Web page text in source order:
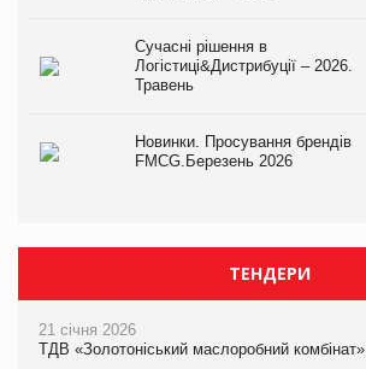
Сучасні рішення в
Логістиці&Дистрибуції – 2026.
Травень
Новинки. Просування брендів
FMCG.Березень 2026
ТЕНДЕРИ
21 січня 2026
ТДВ «Золотоніський маслоробний комбінат»